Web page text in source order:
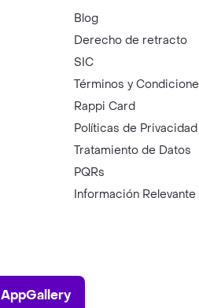
Blog
Derecho de retracto
SIC
Términos y
Rappi Card
Políticas de Privacidad
Tratamiento de Datos
PQRs
Información Relevante
AppGallery
AppGallery